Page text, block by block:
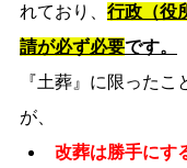
れており、 行政（役
請が必ず必要です。
『土葬』に限ったこ
が、
改葬は勝手にす